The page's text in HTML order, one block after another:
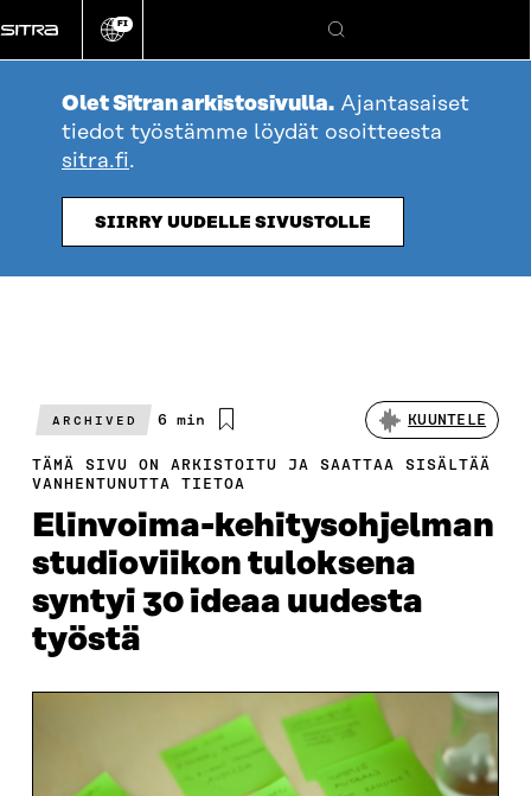
suoraan
sisältöön
Vaihda
kieli
FI
Hae
Olet Sitran arkistosivulla. Ajantasaiset
tiedot työstämme löydät osoitteesta
sitra.fi.
SIIRRY UUDELLE SIVUSTOLLE
ARCHIVED
Arvioitu
6 min KUUNTELE
TÄMÄ SIVU ON ARKISTOITU JA SAATTAA SISÄLTÄÄ
VANHENTUNUTTA TIETOA
Elinvoima-kehitysohjelman
studioviikon tuloksena
syntyi 30 ideaa uudesta
työstä